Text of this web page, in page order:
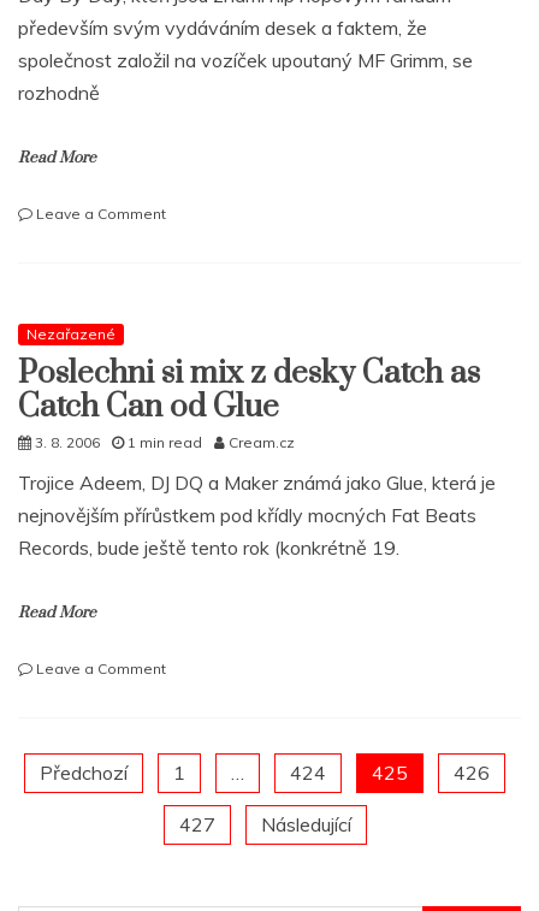
především svým vydáváním desek a faktem, že
společnost založil na vozíček upoutaný MF Grimm, se
rozhodně
Read More
Leave a Commenton
komiksy
Nezařazené
Poslechni si mix z desky Catch as
Catch Can od Glue
3. 8. 2006 1 min read Cream.cz
Trojice Adeem, DJ DQ a Maker známá jako Glue, která je
nejnovějším přírůstkem pod křídly mocných Fat Beats
Records, bude ještě tento rok (konkrétně 19.
Read More
Leave a Commenton
desky
Catch
Posts
pagination
Předchozí 1 … 424 425 426
427 Následující